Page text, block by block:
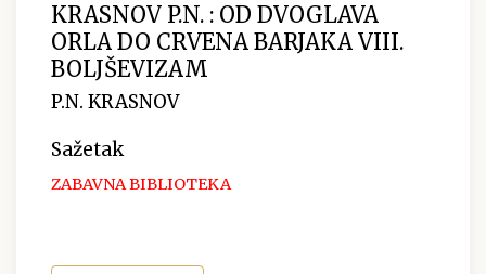
KRASNOV P.N. : OD DVOGLAVA
ORLA DO CRVENA BARJAKA VIII.
BOLJŠEVIZAM
P.N. KRASNOV
Sažetak
ZABAVNA BIBLIOTEKA